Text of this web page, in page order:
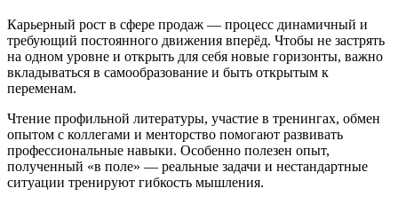
Карьерный рост в сфере продаж — процесс динамичный и
требующий постоянного движения вперёд. Чтобы не застрять
на одном уровне и открыть для себя новые горизонты, важно
вкладываться в самообразование и быть открытым к
переменам.
Чтение профильной литературы, участие в тренингах, обмен
опытом с коллегами и менторство помогают развивать
профессиональные навыки. Особенно полезен опыт,
полученный «в поле» — реальные задачи и нестандартные
ситуации тренируют гибкость мышления.